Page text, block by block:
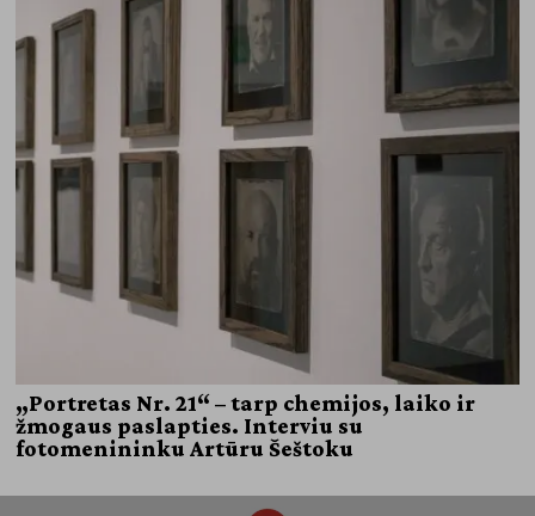
„Portretas Nr. 21“ – tarp chemijos, laiko ir
žmogaus paslapties. Interviu su
fotomenininku Artūru Šeštoku